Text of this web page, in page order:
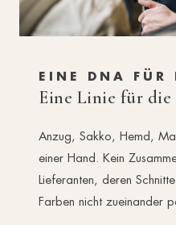
EINE DNA FÜR
Eine Linie für die
Anzug, Sakko, Hemd,
einer Hand. Kein
Lieferanten, deren
Farben nicht zueinander